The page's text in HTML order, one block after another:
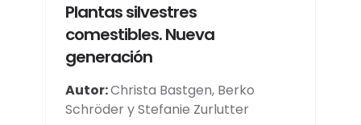
Plantas silvestres
comestibles. Nueva
generación
Autor:Christa Bastgen, Berko
Schröder y Stefanie Zurlutter